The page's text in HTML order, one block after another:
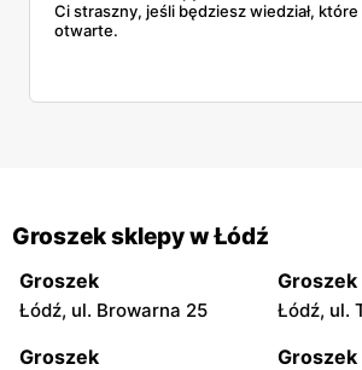
Ci straszny, jeśli będziesz wiedział, które
otwarte.
Groszek sklepy w Łódź
Groszek
Łódź, ul. Browarna 25
Groszek
Łódź, ul.
Groszek Groszek